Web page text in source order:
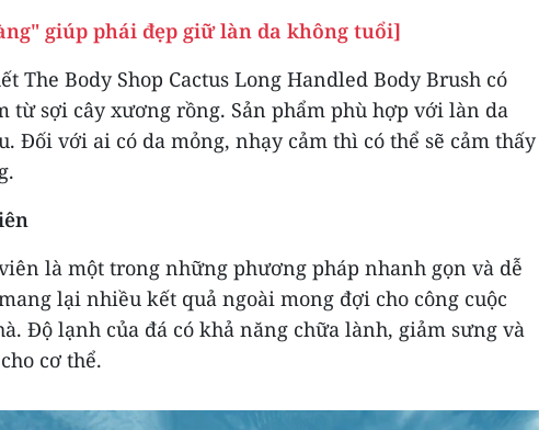
giúp phái đẹp giữ làn da không tuổi]
The Body Shop Cactus Long Handled Body Brush có
từ sợi cây xương rồng. Sản phẩm phù hợp với làn da
Đối với ai có da mỏng, nhạy cảm thì có thể sẽ cảm thấy
là một trong những phương pháp nhanh gọn và dễ
lại nhiều kết quả ngoài mong đợi cho công cuộc
Độ lạnh của đá có khả năng chữa lành, giảm sưng và
cơ thể.